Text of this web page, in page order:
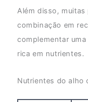
Além disso, muitas
combinação em
complementar
rica em nutrientes.
Nutrientes do alho